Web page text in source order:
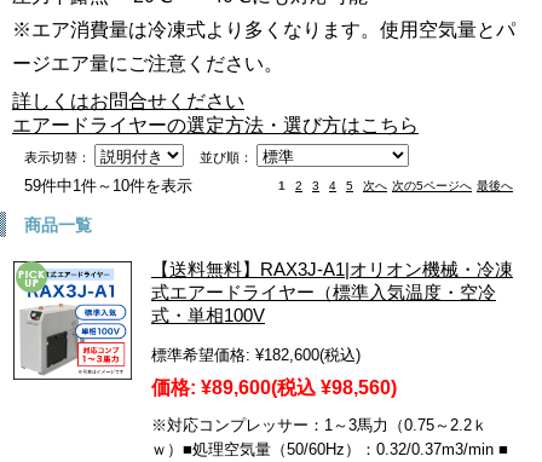
※エア消費量は冷凍式より多くなります。使用空気量とパ
ージエア量にご注意ください。
詳しくはお問合せください
エアードライヤーの選定方法・選び方はこちら
表示切替： 並び順：
59件中1件～10件を表示 1 2 3 4 5 次へ 次の5ページへ 最後へ
商品一覧
【送料無料】RAX3J-A1|オリオン機械・冷凍
式エアードライヤー（標準入気温度・空冷
式・単相100V
標準希望価格: ¥182,600(税込)
価格: ¥89,600(税込 ¥98,560)
※対応コンプレッサー：1～3馬力（0.75～2.2ｋ
ｗ）■処理空気量（50/60Hz）：0.32/0.37m3/min ■